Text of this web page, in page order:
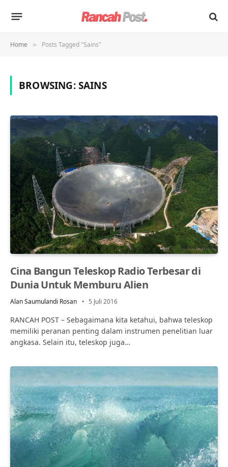
Home » Posts Tagged "Sains"
BROWSING:SAINS
Cina Bangun Teleskop Radio Terbesar di
Dunia Untuk Memburu Alien
Alan Saumulandi Rosan 5 Juli 2016
RANCAH POST – Sebagaimana kita ketahui, bahwa teleskop
memiliki peranan penting dalam instrumen penelitian luar
angkasa. Selain itu, teleskop juga…